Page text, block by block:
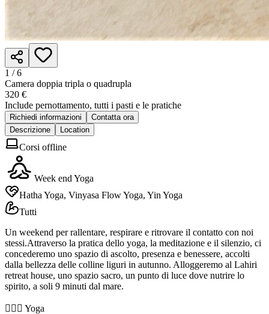
1 /6
Camera doppia tripla o quadrupla
320 €
Include pernottamento, tutti i pasti e le pratiche
Richiedi informazioni
Contatta ora
Descrizione
Location
Corsi offline
Week end Yoga
Hatha Yoga, Vinyasa Flow Yoga, Yin Yoga
Tutti
Un weekend per rallentare, respirare e ritrovare il contatto con noi
stessi.Attraverso la pratica dello yoga, la meditazione e il silenzio, ci
concederemo uno spazio di ascolto, presenza e benessere, accolti
dalla bellezza delle colline liguri in autunno. Alloggeremo al Lahiri
retreat house, uno spazio sacro, un punto di luce dove nutrire lo
spirito, a soli 9 minuti dal mare.
🧘🏻‍♀️ Yoga